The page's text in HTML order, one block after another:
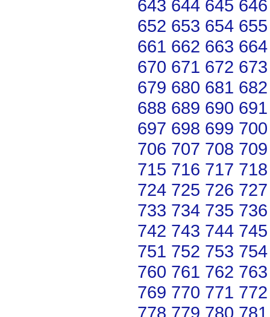
643 644 645 646
652 653 654 655
661 662 663 664
670 671 672 673
679 680 681 682
688 689 690 691
697 698 699 700
706 707 708 709
715 716 717 718
724 725 726 727
733 734 735 736
742 743 744 745
751 752 753 754
760 761 762 763
769 770 771 772
778 779 780 781